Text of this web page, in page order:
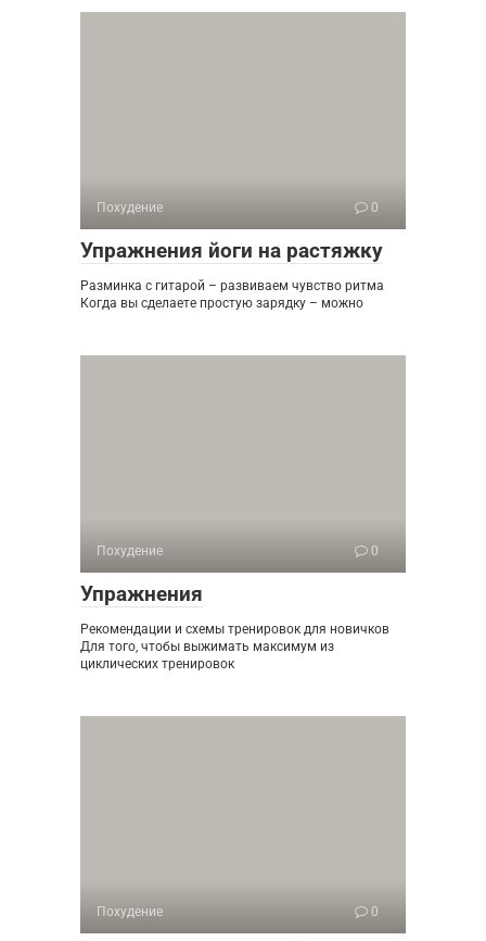
Похудение 0
Упражнения йоги на растяжку
Разминка с гитарой – развиваем чувство ритма
Когда вы сделаете простую зарядку – можно
Похудение 0
Упражнения
Рекомендации и схемы тренировок для новичков
Для того, чтобы выжимать максимум из
циклических тренировок
Похудение 0